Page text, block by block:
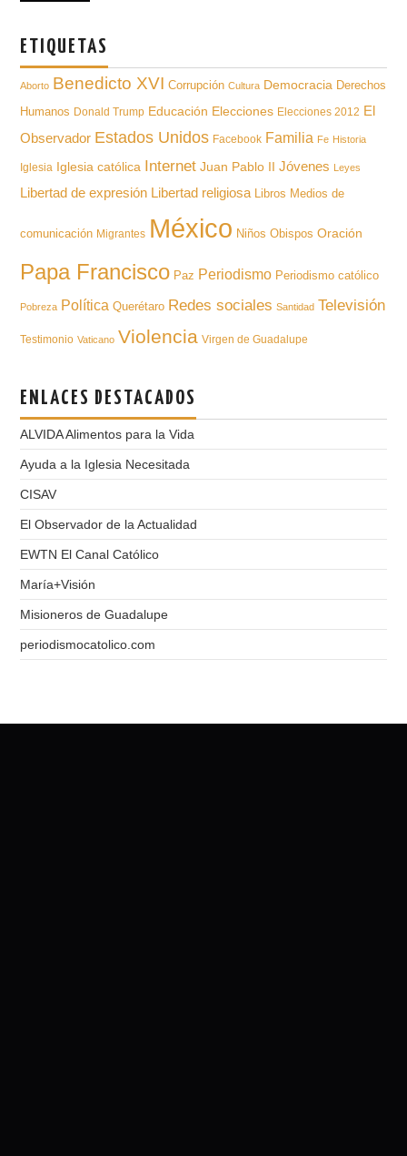
ETIQUETAS
Aborto Benedicto XVI Corrupción Cultura Democracia Derechos
Humanos Donald Trump Educación Elecciones Elecciones 2012 El
Observador Estados Unidos Facebook Familia Fe Historia
Iglesia Iglesia católica Internet Juan Pablo II Jóvenes Leyes
Libertad de expresión Libertad religiosa Libros Medios de
comunicación Migrantes México Niños Obispos Oración
Papa Francisco Paz Periodismo Periodismo católico
Pobreza Política Querétaro Redes sociales Santidad Televisión
Testimonio Vaticano Violencia Virgen de Guadalupe
ENLACES DESTACADOS
ALVIDA Alimentos para la Vida
Ayuda a la Iglesia Necesitada
CISAV
El Observador de la Actualidad
EWTN El Canal Católico
María+Visión
Misioneros de Guadalupe
periodismocatolico.com